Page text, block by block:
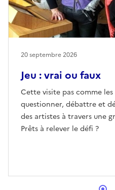
Jeu : vrai ou faux
Cette visite pas comme
questionner, débattre et
des artistes à travers une
Prêts à relever le défi ?
20 septembre 2026